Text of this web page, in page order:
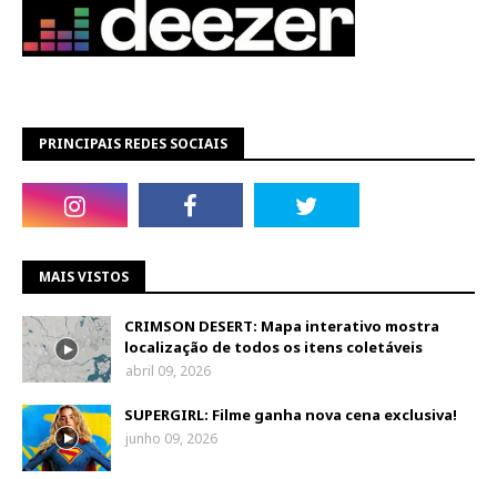
PRINCIPAIS REDES SOCIAIS
MAIS VISTOS
CRIMSON DESERT: Mapa interativo mostra
localização de todos os itens coletáveis
abril 09, 2026
SUPERGIRL: Filme ganha nova cena exclusiva!
junho 09, 2026